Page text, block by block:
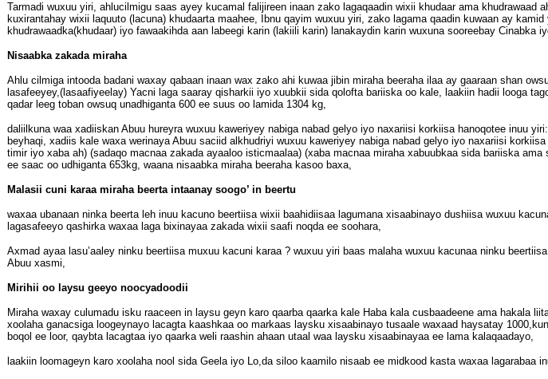
Tarmadi wuxuu yiri, ahlucilmigu saas ayey kucamal falijireen inaan zako lagaqaadin wixii khudaar ama khudrawaad
kuxirantahay wixii laquuto (lacuna) khudaarta maahee, Ibnu qayim wuxuu yiri, zako lagama qaadin kuwaan ay
khudrawaadka(khudaar) iyo fawaakihda aan labeegi karin (lakiili karin) lanakaydin karin wuxuna sooreebay Cinabka
Nisaabka zakada miraha
Ahlu cilmiga intooda badani waxay qabaan inaan wax zako ahi kuwaa jibin miraha beeraha ilaa ay gaaraan shan
lasafeeyey,(lasaafiyeelay) Yacni laga saaray qisharkii iyo xuubkii sida qolofta bariiska oo kale, laakiin hadii looga
qadar leeg toban owsuq unadhiganta 600 ee suus oo lamida 1304 kg,
daliilkuna waa xadiiskan Abuu hureyra wuxuu kaweriyey nabiga nabad gelyo iyo naxariisi korkiisa hanoqotee inuu
beyhaqi, xadiis kale waxa werinaya Abuu saciid alkhudriyi wuxuu kaweriyey nabiga nabad gelyo iyo naxariisi
timir iyo xaba ah) (sadaqo macnaa zakada ayaaloo isticmaalaa) (xaba macnaa miraha xabuubkaa sida bariiska
ee saac oo udhiganta 653kg, waana nisaabka miraha beeraha kasoo baxa,
Malasii cuni karaa miraha beerta intaanay soogo’ in beertu
waxaa ubanaan ninka beerta leh inuu kacuno beertiisa wixii baahidiisaa lagumana xisaabinayo dushiisa wuxuu
lagasafeeyo qashirka waxaa laga bixinayaa zakada wixii saafi noqda ee soohara,
Axmad ayaa lasu’aaley ninku beertiisa muxuu kacuni karaa ? wuxuu yiri baas malaha wuxuu kacunaa ninku
Abuu xasmi,
Mirihii oo laysu geeyo noocyadoodii
Miraha waxay culumadu isku raaceen in laysu geyn karo qaarba qaarka kale Haba kala cusbaadeene ama hakala
xoolaha ganacsiga loogeynayo lacagta kaashkaa oo markaas laysku xisaabinayo tusaale waxaad haysatay
boqol ee loor, qaybta lacagtaa iyo qaarka weli raashin ahaan utaal waa laysku xisaabinayaa ee lama kalaqaadayo,
laakiin loomageyn karo xoolaha nool sida Geela iyo Lo,da siloo kaamilo nisaab ee midkood kasta waxaa lagarabaa